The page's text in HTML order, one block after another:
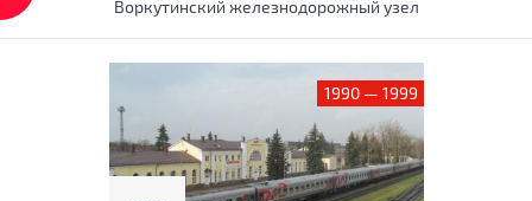
Воркутинский железнодорожный узел
1990 — 1999